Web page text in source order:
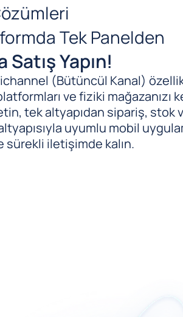
Tek Panelden
Satış Yapın!
(Bütüncül Kanal)
ve fiziki
tek altyapıdan sipariş, stok
uyumlu mobil
iletişimde kalın.